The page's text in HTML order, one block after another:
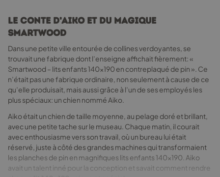
sur
la
page
du
produit
Le conte d’Aiko et du magique
Smartwood
Dans une petite ville entourée de collines verdoyantes, se
trouvait une fabrique dont l’enseigne affichait fièrement: «
Smartwood – lits enfants 140x190 en contreplaqué de pin ». Ce
n’était pas une fabrique ordinaire, non seulement à cause de ce
qu’elle produisait, mais aussi grâce à l’un de ses employés les
plus spéciaux: un chien nommé Aiko.
Aiko était un chien de taille moyenne, au pelage doré et brillant,
avec une petite tache sur le museau. Chaque matin, il courait
avec enthousiasme vers son travail, où un bureau lui était
réservé, juste à côté des grandes machines qui transformaient
les planches de pin en magnifiques lits enfants 140x190. Aiko
avait un talent inné pour la conception et savait comment rendre